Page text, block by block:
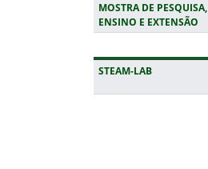
MOSTRA DE PESQUISA,
ENSINO E EXTENSÃO
STEAM-LAB